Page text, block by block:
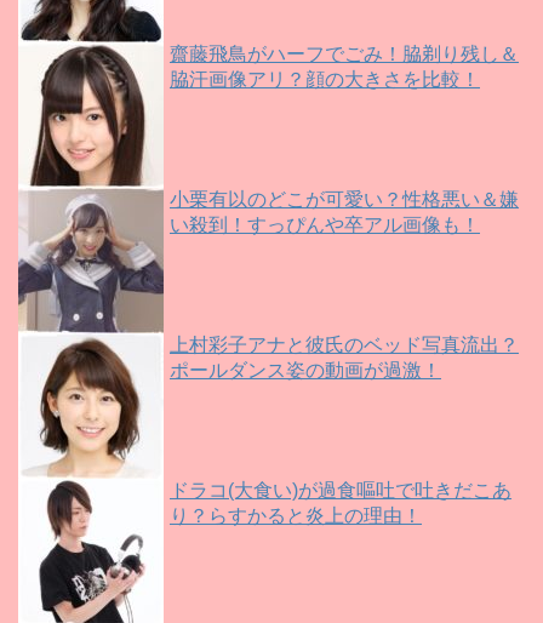
齋藤飛鳥がハーフでごみ！脇剃り残し＆
脇汗画像アリ？顔の大きさを比較！
小栗有以のどこが可愛い？性格悪い＆嫌
い殺到！すっぴんや卒アル画像も！
上村彩子アナと彼氏のベッド写真流出？
ポールダンス姿の動画が過激！
ドラコ(大食い)が過食嘔吐で吐きだこあ
り？らすかると炎上の理由！